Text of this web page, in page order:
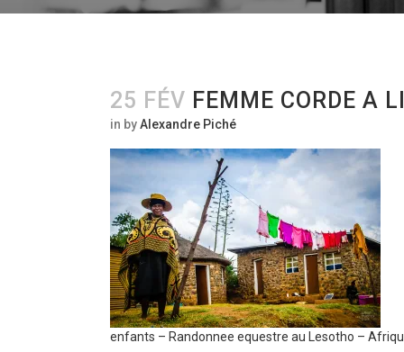
25 FÉV FEMME CORDE A
in byAlexandre Piché
enfants – Randonnee equestre au Lesotho –